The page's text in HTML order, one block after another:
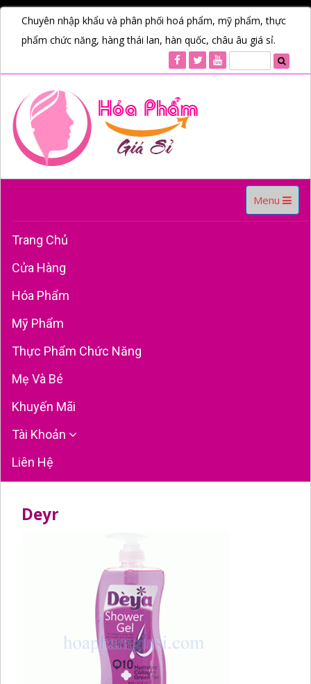
Chuyên nhập khẩu và phân phối hoá phẩm, mỹ phẩm, thực
phẩm chức năng, hàng thái lan, hàn quốc, châu âu giá sỉ.
Toggle
navigation
Menu
Trang Chủ
Cửa Hàng
Hóa Phẩm
Mỹ Phẩm
Thực Phẩm Chức Năng
Mẹ Và Bé
Khuyến Mãi
Tài Khoản
Liên Hệ
Deyr